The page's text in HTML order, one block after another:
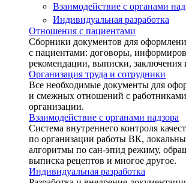
Взаимодействие с органами
Индивидуальная разработка
Отношения с пациентами
Сборники документов для
с пациентами: договоры,
рекомендации, выписки, заключения
Организация труда и сотрудники
Все необходимые документы для
и смежных отношений с
организации.
Взаимодействие с органами надзора
Система внутреннего контроля
по организации работы ВК,
алгоритмы по сан-эпид режиму,
выписка рецептов и многое другое.
Индивидуальная разработка